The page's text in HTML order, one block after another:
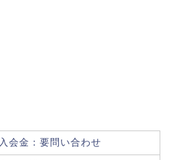
入会金：要問い合わせ